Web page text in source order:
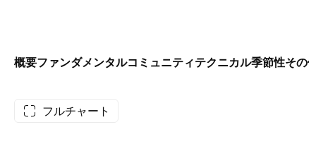
概要ファンダメンタルコミュニティテクニカル季節性その
フルチャート